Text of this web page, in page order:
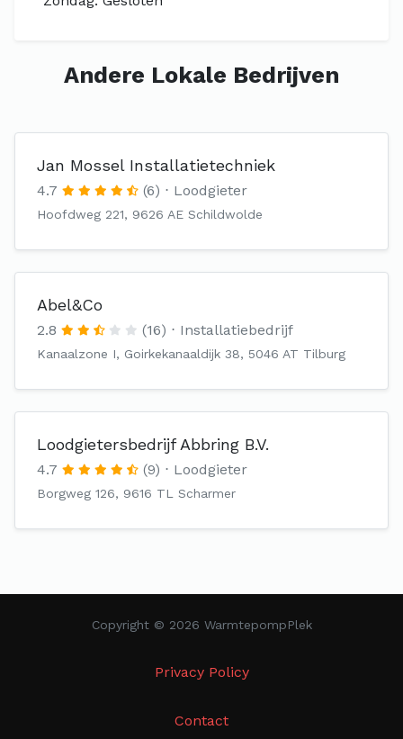
Andere Lokale Bedrijven
Jan Mossel Installatietechniek
4.7 (6) Loodgieter
Hoofdweg 221, 9626 AE Schildwolde
Abel&Co
2.8 (16) Installatiebedrijf
Kanaalzone I, Goirkekanaaldijk 38, 5046 AT Tilburg
Loodgietersbedrijf Abbring B.V.
4.7 (9) Loodgieter
Borgweg 126, 9616 TL Scharmer
Copyright © 2026 WarmtepompPlek
Privacy Policy
Contact